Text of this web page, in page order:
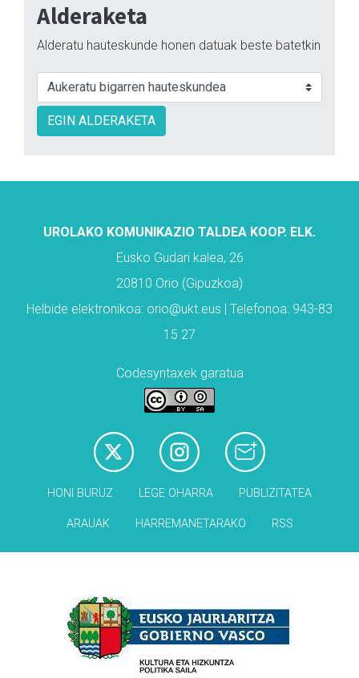
Alderaketa
Alderatu hauteskunde honen datuak beste batetkin
EGIN ALDERAKETA
UROLAKO KOMUNIKAZIO TALDEA KOOP. ELK.
Eusko Gudari kalea, 26
20810 Orio (Gipuzkoa)
Helbide elektronikoa: orio@ukt.eus | Telefonoa: 943-83
15 27
Codesyntaxek garatua
HONI BURUZ LEGE OHARRA PUBLIZITATEA
ARAUAK HARREMANETARAKO RSS